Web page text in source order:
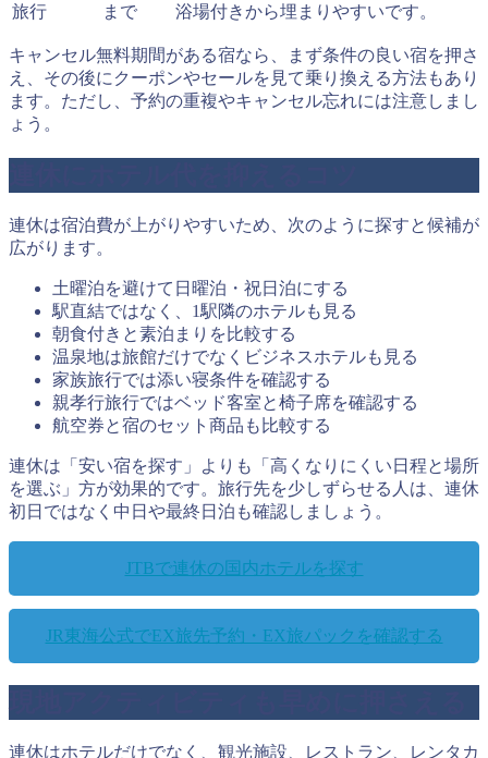
旅行
まで
浴場付きから埋まりやすいです。
キャンセル無料期間がある宿なら、まず条件の良い宿を押さ
え、その後にクーポンやセールを見て乗り換える方法もあり
ます。ただし、予約の重複やキャンセル忘れには注意しまし
ょう。
連休は宿泊費が上がりやすいため、次のように探すと候補が
広がります。
土曜泊を避けて日曜泊・祝日泊にする
駅直結ではなく、1駅隣のホテルも見る
朝食付きと素泊まりを比較する
温泉地は旅館だけでなくビジネスホテルも見る
家族旅行では添い寝条件を確認する
親孝行旅行ではベッド客室と椅子席を確認する
航空券と宿のセット商品も比較する
連休は「安い宿を探す」よりも「高くなりにくい日程と場所
を選ぶ」方が効果的です。旅行先を少しずらせる人は、連休
初日ではなく中日や最終日泊も確認しましょう。
JTBで連休の国内ホテルを探す
JR東海公式でEX旅先予約・EX旅パックを確認する
連休はホテルだけでなく、観光施設、レストラン、レンタカ